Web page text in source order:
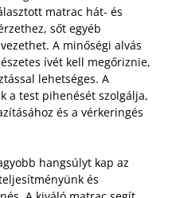
matrac hát- és
sőt egyéb
A minőségi alvás
ívét kell megőriznie,
lehetséges. A
a test pihenését szolgálja,
és a vérkeringés
hangsúlyt kap az
és